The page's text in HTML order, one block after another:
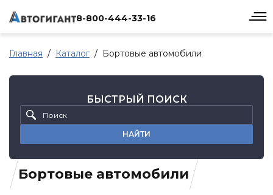
8-800-444-33-16
Главная Каталог Бортовые автомобили
Бортовые автомобили
БЫСТРЫЙ ПОИСК
НАЙТИ